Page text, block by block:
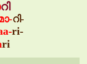
റി
റി-
ri-
ri